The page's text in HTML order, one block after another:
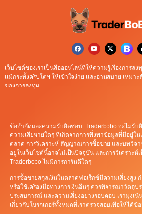
เว็บไซต์ของเราเป็นสื่อออนไลน์ที่ให้ความรู้เรื่องการล
เเม้กระทั้งคริปโตฯ ให้เข้าใจง่าย เเละอ่านสบาย เหม
ของการลงทุน
ข้อจำกัดและความรับผิดชอบ: Traderbobo จะไม่รั
ความเสียหายใดๆ ที่เกิดจากการพึ่งพาข้อมูลที่มีอยู่ใน
ตลาด การวิเคราะห์ สัญญาณการซื้อขาย และบทวิจา
อยู่ในเว็บไซต์นี้อาจไม่เป็นปัจจุบัน และการวิเคราะห์
Traderbobo ไม่มีการการันตีใดๆ
การซื้อขายสกุลเงินในตลาดฟอเร็กซ์มีความเสี่ยงสูง
หรือใช้เครื่องมือทางการเงินอื่นๆ ควรพิจารณาวัตถุป
ประสบการณ์ และความเสี่ยงอย่างรอบคอบ เรามุ่งเ
เกี่ยวกับโบรกเกอร์ทั้งหมดที่เราตรวจสอบเพื่อให้ได้ข้